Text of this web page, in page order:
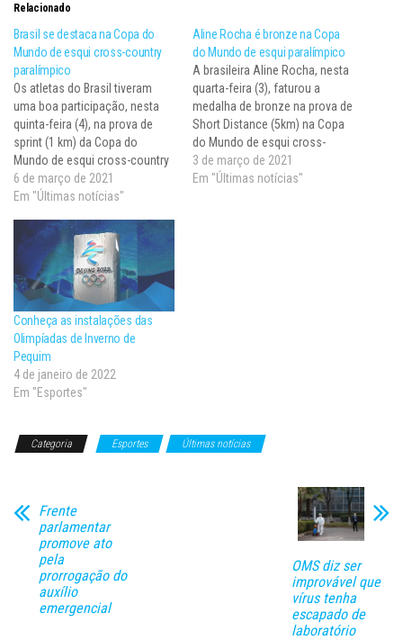
Relacionado
Brasil se destaca na Copa do
Mundo de esqui cross-country
paralímpico
Os atletas do Brasil tiveram
uma boa participação, nesta
quinta-feira (4), na prova de
sprint (1 km) da Copa do
Mundo de esqui cross-country
paralímpico realizada em
Planica/Kranjska Gora
foi Aline Rocha, que superou
as semifinais e finalizou a
prova no 5º lugar. A vencedora
foi…
6 de março de 2021
Em "Últimas notícias"
Aline Rocha é bronze na Copa
do Mundo de esqui paralímpico
A brasileira Aline Rocha, nesta
quarta-feira (3), faturou a
medalha de bronze na prova de
Short Distance (5km) na Copa
do Mundo de esqui cross-
country paralímpico, realizada
em Planica/Kranjska Gora
3 de março de 2021
Em "Últimas notícias"
Conheça as instalações das
Olimpíadas de Inverno de
Pequim
4 de janeiro de 2022
Em "Esportes"
Categoria Esportes Últimas notícias
Frente
parlamentar
promove ato
pela
prorrogação do
auxílio
emergencial
OMS diz ser
improvável que
vírus tenha
escapado de
laboratório